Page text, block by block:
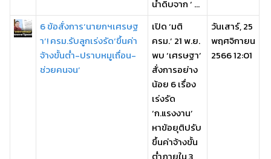
น้ำดิบจาก ‘ ...
6 ข้อสั่งการ‘นายกฯเศรษฐ
า’! ครม.รับลูกเร่งรัด‘ขึ้นค่า
จ้างขั้นต่ำ-ปราบหมูเถื่อน-
ช่วยคนจน’
เปิด ‘มติ
ครม.’ 21 พ.ย.
พบ ‘เศรษฐา’
สั่งการอย่าง
น้อย 6 เรื่อง
เร่งรัด
‘ก.แรงงาน’
หาข้อยุติปรับ
ขึ้นค่าจ้างขั้น
วันเสาร์, 25
พฤศจิกายน
2566 12:01